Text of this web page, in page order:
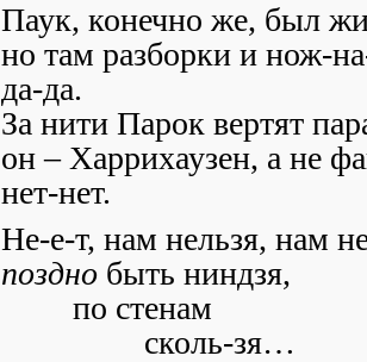
Паук, конечно же, был
но там разборки и нож-
да-да.
За нити Парок вертят
он – Харрихаузен, а не
нет-нет.
Не-е-т, нам нельзя, нам
поздно быть ниндзя,
по стенам
сколь-зя…